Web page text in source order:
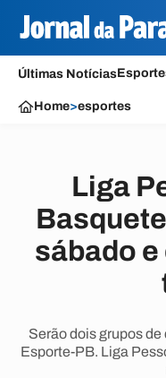
Últimas Notícias
Home>esportes
Liga
sábado
Serão dois grupos
Esporte-PB. Liga